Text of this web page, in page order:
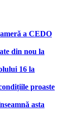
a CEDO
din nou la
16 la
proaste
asta